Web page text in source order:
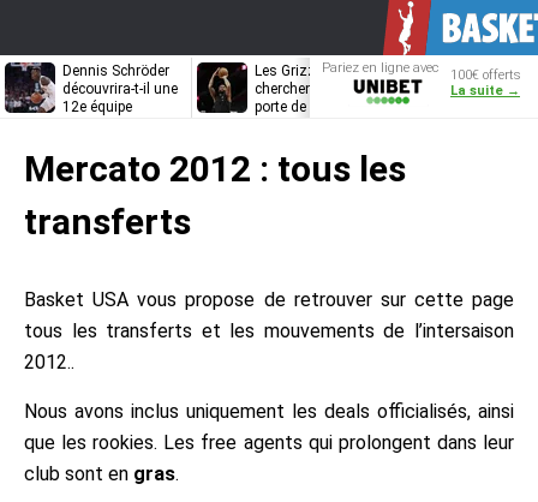
The Paint
NBA
NBA
Jabbar
Player
Year
Year
Award
NBA
Dennis Schröder
découvrira-t-il une
12e équipe
Les Grizzlies
cherchent déjà une
porte de sortie
Dwane Casey
bientôt coach
Pariez en ligne avec
Unibet
100€ offerts
La suite →
Mercato 2012 : tous les
transferts
Basket USA vous propose de retrouver sur cette page
tous les transferts et les mouvements de l’intersaison
2012..
Nous avons inclus uniquement les deals officialisés, ainsi
que les rookies. Les free agents qui prolongent dans leur
club sont en gras.